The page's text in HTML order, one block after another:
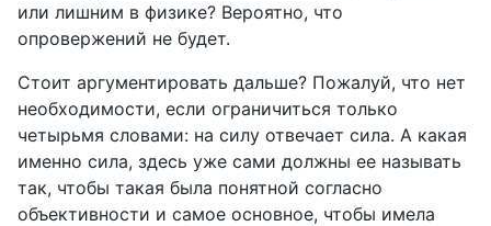
или лишним в физике? Вероятно, что
опровержений не будет.
Стоит аргументировать дальше? Пожалуй, что нет
необходимости, если ограничиться только
четырьмя словами: на силу отвечает сила. А какая
именно сила, здесь уже сами должны ее называть
так, чтобы такая была понятной согласно
объективности и самое основное, чтобы имела